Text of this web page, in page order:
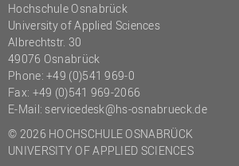
Hochschule Osnabrück
University of Applied Sciences
Albrechtstr. 30
49076 Osnabrück
Phone: +49 (0)541 969-0
Fax: +49 (0)541 969-2066
E-Mail: servicedesk@hs-osnabrueck.de
© 2026 HOCHSCHULE OSNABRÜCK
UNIVERSITY OF APPLIED SCIENCES